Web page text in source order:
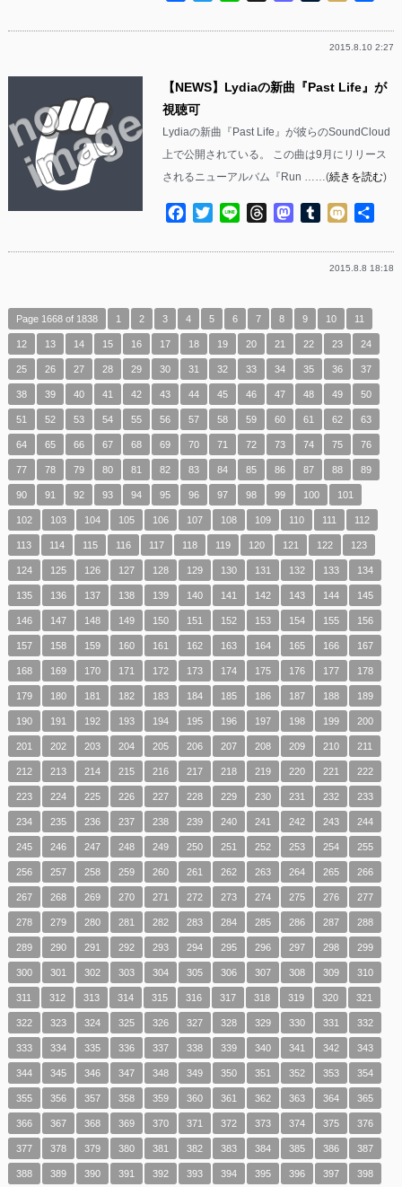
2015.8.10 2:27
【NEWS】Lydiaの新曲『Past Life』が
視聴可
Lydiaの新曲『Past Life』が彼らのSoundCloud
上で公開されている。 この曲は9月にリリース
されるニューアルバム『Run ……(続きを読む)
Facebook
TwitterLine ThreadsMastodon
Tumblr
Mixi
2015.8.8 18:18
Page 1668 of 1838 1 2 3 4 5 6 7 8 9 10 11
12 13 14 15 16 17 18 19 20 21 22 23 24
25 26 27 28 29 30 31 32 33 34 35 36 37
38 39 40 41 42 43 44 45 46 47 48 49 50
51 52 53 54 55 56 57 58 59 60 61 62 63
64 65 66 67 68 69 70 71 72 73 74 75 76
77 78 79 80 81 82 83 84 85 86 87 88 89
90 91 92 93 94 95 96 97 98 99 100 101
102 103 104 105 106 107 108 109 110 111 112
113 114 115 116 117 118 119 120 121 122 123
124 125 126 127 128 129 130 131 132 133 134
135 136 137 138 139 140 141 142 143 144 145
146 147 148 149 150 151 152 153 154 155 156
157 158 159 160 161 162 163 164 165 166 167
168 169 170 171 172 173 174 175 176 177 178
179 180 181 182 183 184 185 186 187 188 189
190 191 192 193 194 195 196 197 198 199 200
201 202 203 204 205 206 207 208 209 210 211
212 213 214 215 216 217 218 219 220 221 222
223 224 225 226 227 228 229 230 231 232 233
234 235 236 237 238 239 240 241 242 243 244
245 246 247 248 249 250 251 252 253 254 255
256 257 258 259 260 261 262 263 264 265 266
267 268 269 270 271 272 273 274 275 276 277
278 279 280 281 282 283 284 285 286 287 288
289 290 291 292 293 294 295 296 297 298 299
300 301 302 303 304 305 306 307 308 309 310
311 312 313 314 315 316 317 318 319 320 321
322 323 324 325 326 327 328 329 330 331 332
333 334 335 336 337 338 339 340 341 342 343
344 345 346 347 348 349 350 351 352 353 354
355 356 357 358 359 360 361 362 363 364 365
366 367 368 369 370 371 372 373 374 375 376
377 378 379 380 381 382 383 384 385 386 387
388 389 390 391 392 393 394 395 396 397 398